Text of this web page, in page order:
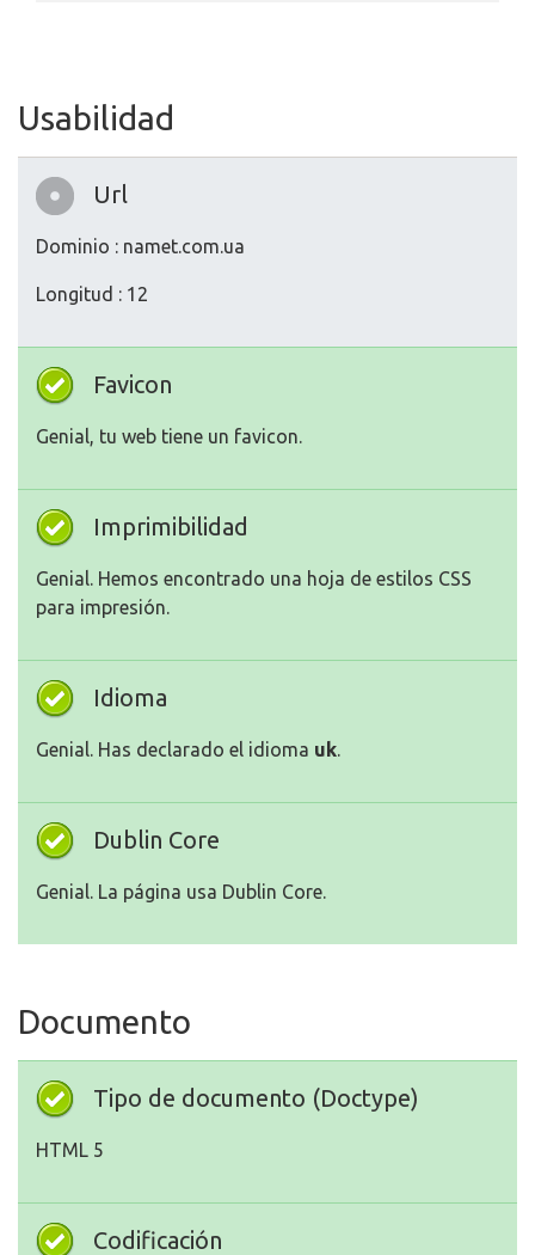
Usabilidad
Url
Dominio : namet.com.ua
Longitud : 12
Favicon
Genial, tu web tiene un favicon.
Imprimibilidad
Genial. Hemos encontrado una hoja de estilos CSS
para impresión.
Idioma
Genial. Has declarado el idioma uk.
Dublin Core
Genial. La página usa Dublin Core.
Documento
Tipo de documento (Doctype)
HTML 5
Codificación